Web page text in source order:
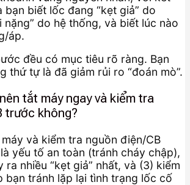
bạn biết lốc đang “kẹt giả” do
nặng” do hệ thống, và biết lúc nào
áp.
đều có mục tiêu rõ ràng. Bạn
thứ tự là đã giảm rủi ro “đoán mò”.
tắt máy ngay và kiểm tra
trước không?
và kiểm tra nguồn điện/CB
yếu tố an toàn (tránh cháy chập),
ra nhiều “kẹt giả” nhất, và (3) kiểm
bạn tránh lặp lại tình trạng lốc cố